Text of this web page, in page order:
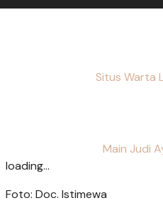
Situs Warta
Main Judi
loading...
Foto: Doc. Istimewa